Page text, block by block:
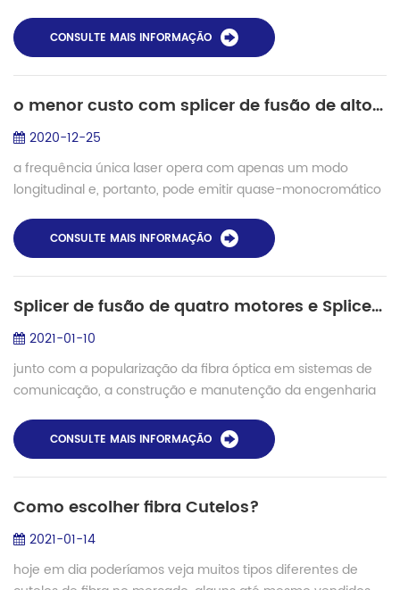
então o que fatores no processo de...
CONSULTE MAIS INFORMAÇÃO
o menor custo com splicer de fusão de alto desempenho para frequência única laser
2020-12-25
a frequência única laser opera com apenas um modo
longitudinal e, portanto, pode emitir quase-monocromático
ruído. tais lasers, tanto em forma ...
CONSULTE MAIS INFORMAÇÃO
Splicer de fusão de quatro motores e Splicer de fusão de seis motores
2021-01-10
junto com a popularização da fibra óptica em sistemas de
comunicação, a construção e manutenção da engenharia
e as demandas de máquinas de eme...
CONSULTE MAIS INFORMAÇÃO
Como escolher fibra Cutelos?
2021-01-14
hoje em dia poderíamos veja muitos tipos diferentes de